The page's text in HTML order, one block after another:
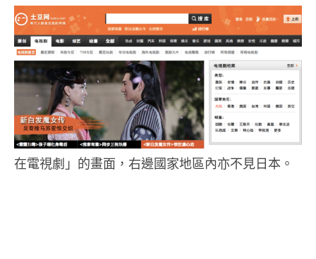
在電視劇」的畫面，右邊國家地區內亦不見日本。